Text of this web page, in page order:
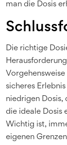
man die Dosis
Die richtige
sicheres
niedrigen Dosis,
die ideale Dosis
Wichtig ist,
eigenen